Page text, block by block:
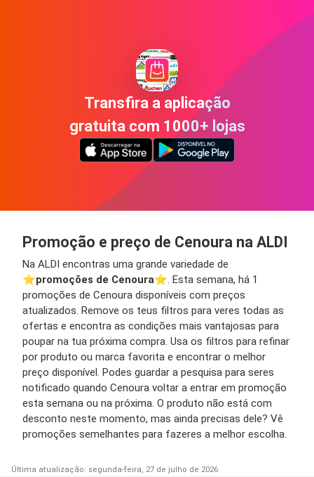
Transfira a aplicação
gratuita com 1000+ lojas
Promoção e preço de Cenoura na ALDI
Na ALDI encontras uma grande variedade de
⭐️promoções de Cenoura⭐️. Esta semana, há 1
promoções de Cenoura disponíveis com preços
atualizados. Remove os teus filtros para veres todas as
ofertas e encontra as condições mais vantajosas para
poupar na tua próxima compra. Usa os filtros para refinar
por produto ou marca favorita e encontrar o melhor
preço disponível. Podes guardar a pesquisa para seres
notificado quando Cenoura voltar a entrar em promoção
esta semana ou na próxima. O produto não está com
desconto neste momento, mas ainda precisas dele? Vê
promoções semelhantes para fazeres a melhor escolha.
Última atualização: segunda-feira, 27 de julho de 2026